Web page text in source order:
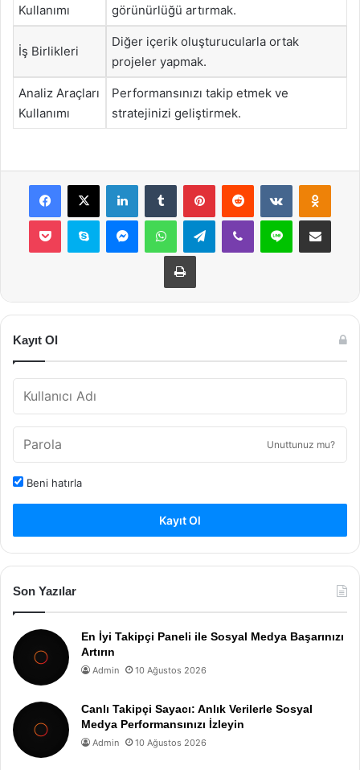
Kullanımı
görünürlüğü artırmak.
İş Birlikleri
Diğer içerik oluşturucularla ortak
projeler yapmak.
Analiz Araçları
Kullanımı
Performansınızı takip etmek ve
stratejinizi geliştirmek.
Facebook
X LinkedInTumblr PinterestReddit VKontakte
Pocket Skype MessengerWhatsAppTelegramViber Line E-Posta ile
Yazdır
Kayıt Ol
Unuttunuz mu?
Beni hatırla
Kayıt Ol
Son Yazılar
En İyi Takipçi Paneli ile Sosyal Medya Başarınızı
Artırın
Admin 10 Ağustos 2026
Canlı Takipçi Sayacı: Anlık Verilerle Sosyal
Medya Performansınızı İzleyin
Admin 10 Ağustos 2026